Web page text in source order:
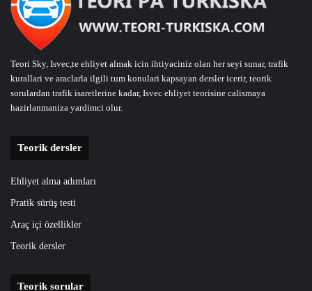
Teori Sky, Isvec,te ehliyet almak icin ihtiyaciniz olan her seyi sunar, trafik
kurallari ve araclarla ilgili tum konulari kapsayan dersler icerir, teorik
sorulardan trafik isaretlerine kadar, Isvec ehliyet teorisine calismaya
hazirlanmaniza yardimci olur.
Teorik dersler
Ehliyet alma adımları
Pratik sürüş testi
Araç içi özellikler
Teorik dersler
Teorik sorular